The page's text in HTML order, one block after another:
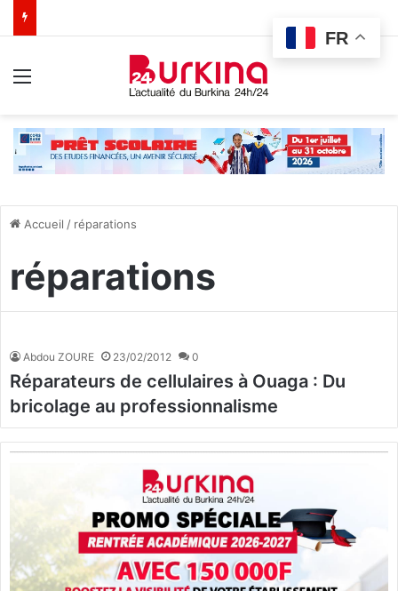
Accueil / réparations
réparations
Abdou ZOURE 23/02/2012 0
Réparateurs de cellulaires à Ouaga : Du
bricolage au professionnalisme
FR